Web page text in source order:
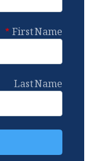
First Name
Last Name